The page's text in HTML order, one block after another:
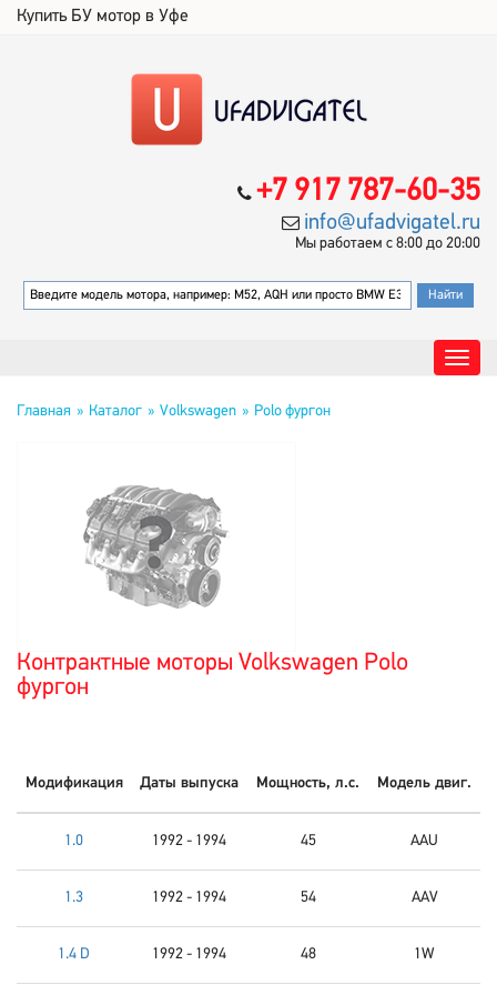
Купить БУ мотор в Уфе
+7 917 787-60-35
info@ufadvigatel.ru
Мы работаем с 8:00 до 20:00
Главная Каталог Volkswagen Polo фургон
Контрактные моторы Volkswagen Polo
фургон
Модификация Даты выпуска Мощность, л.с. Модель двиг.
1.0 1992 - 1994 45 AAU
1.3 1992 - 1994 54 AAV
1.4 D 1992 - 1994 48 1W